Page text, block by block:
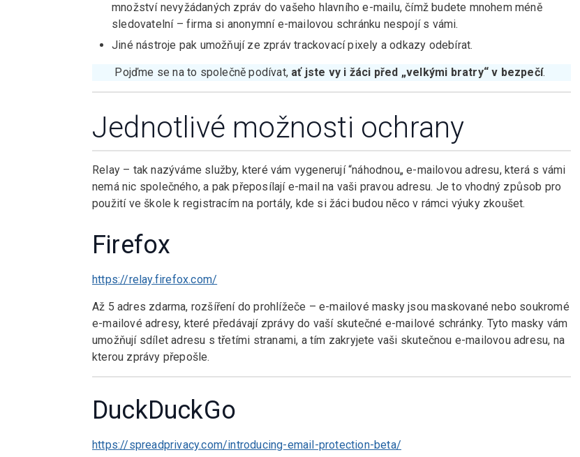
množství nevyžádaných zpráv do vašeho hlavního e-mailu, čímž budete mnohem méně
sledovatelní – firma si anonymní e-mailovou schránku nespojí s vámi.
Jiné nástroje pak umožňují ze zpráv trackovací pixely a odkazy odebírat.
Pojďme se na to společně podívat, ať jste vy i žáci před „velkými bratry“ v bezpečí.
Jednotlivé možnosti ochrany
Relay – tak nazýváme služby, které vám vygenerují “náhodnou„ e-mailovou adresu, která s vámi
nemá nic společného, a pak přeposílají e-mail na vaši pravou adresu. Je to vhodný způsob pro
použití ve škole k registracím na portály, kde si žáci budou něco v rámci výuky zkoušet.
Firefox
https://relay.firefox.com/
Až 5 adres zdarma, rozšíření do prohlížeče – e-mailové masky jsou maskované nebo soukromé
e-mailové adresy, které předávají zprávy do vaší skutečné e-mailové schránky. Tyto masky vám
umožňují sdílet adresu s třetími stranami, a tím zakryjete vaši skutečnou e-mailovou adresu, na
kterou zprávy přepošle.
DuckDuckGo
https://spreadprivacy.com/introducing-email-protection-beta/